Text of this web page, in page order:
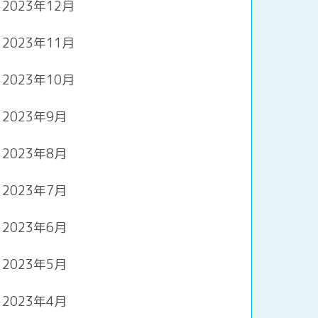
2023年12月
2023年11月
2023年10月
2023年9月
2023年8月
2023年7月
2023年6月
2023年5月
2023年4月